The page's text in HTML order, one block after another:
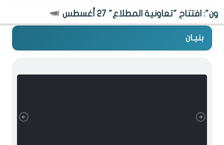
افتتاح "تعاونية المطلاع" 27 أغسطس
بنيـان